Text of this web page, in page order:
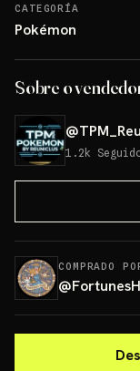
CATEGORÍA
Pokémon
Sobre o
@
1.2k
COMPRADO
@